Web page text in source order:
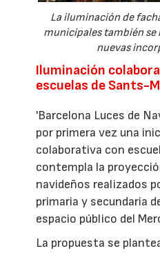
La iluminación de
municipales también
nuevas
Iluminación
escuelas de Sants-
'Barcelona Luces de
por primera vez una
colaborativa con
contempla la
navideños realizados
primaria y secundaria
espacio público del
La propuesta se